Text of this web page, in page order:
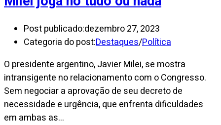
Post publicado:dezembro 27, 2023
Categoria do post:Destaques/Política
O presidente argentino, Javier Milei, se mostra
intransigente no relacionamento com o Congresso.
Sem negociar a aprovação de seu decreto de
necessidade e urgência, que enfrenta dificuldades
em ambas as…